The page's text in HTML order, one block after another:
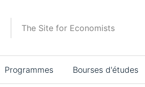
The Site for Economists
Programmes Bourses d'études